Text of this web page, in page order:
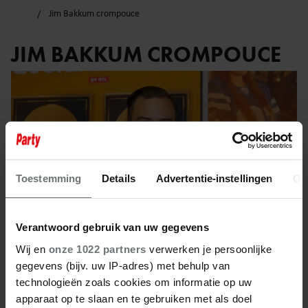
Toestemming Details Advertentie-instellingen
Verantwoord gebruik van uw gegevens
Wij en onze 1022 partners verwerken je persoonlijke
gegevens (bijv. uw IP-adres) met behulp van
technologieën zoals cookies om informatie op uw
apparaat op te slaan en te gebruiken met als doel
Jim Bakkum crompouce
JIM BAKKUM CROMPOUCE
29 mei 2024